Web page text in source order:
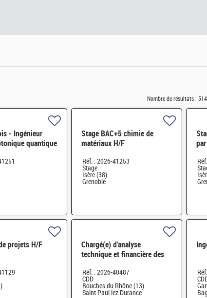
Nombre de résultats :
- Ingénieur
quantique
Stage BAC+5 chimie de
matériaux H/F
Réf. : 2026-41253
Stage
Isère (38)
Grenoble
projets H/F
Chargé(e) d'analyse
technique et financière des
électromécanique H/F
Réf. : 2026-40487
CDD
Bouches du Rhône (13)
Saint Paul lez Durance